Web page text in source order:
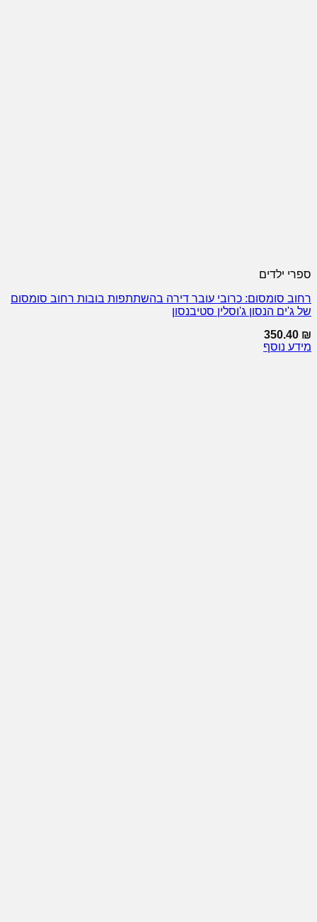
ספרי ילדים
רחוב סומסום: כרובי עובר דירה בהשתתפות בובות רחוב סומסום
של ג'ים הנסון ג'וסלין סטיבנסון
350.40 ₪
מידע נוסף